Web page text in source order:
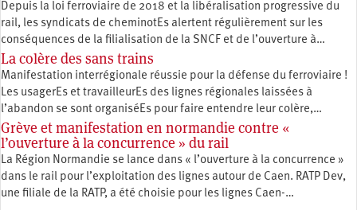
Depuis la loi ferroviaire de 2018 et la libéralisation progressive du
rail, les syndicats de cheminotEs alertent régulièrement sur les
conséquences de la filialisation de la SNCF et de l’ouverture à…
La colère des sans trains
Manifestation interrégionale réussie pour la défense du ferroviaire !
Les usagerEs et travailleurEs des lignes régionales laissées à
l’abandon se sont organiséEs pour faire entendre leur colère,…
Grève et manifestation en normandie contre «
l’ouverture à la concurrence » du rail
La Région Normandie se lance dans « l’ouverture à la concurrence »
dans le rail pour l’exploitation des lignes autour de Caen. RATP Dev,
une filiale de la RATP, a été choisie pour les lignes Caen-…